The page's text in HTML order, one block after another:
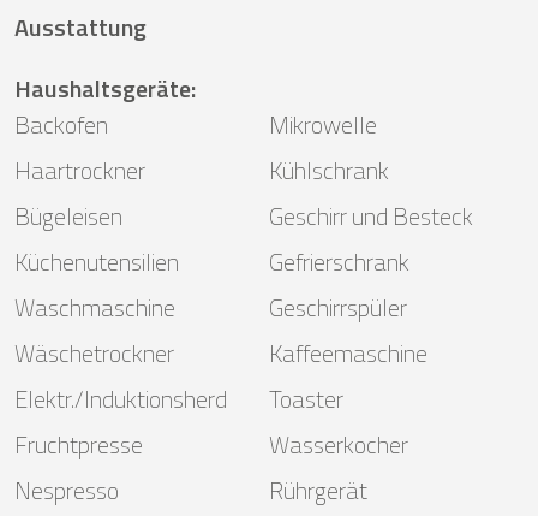
Ausstattung
Haushaltsgeräte:
Backofen
Mikrowelle
Haartrockner
Kühlschrank
Bügeleisen
Geschirr und Besteck
Küchenutensilien
Gefrierschrank
Waschmaschine
Geschirrspüler
Wäschetrockner
Kaffeemaschine
Elektr./Induktionsherd
Toaster
Fruchtpresse
Wasserkocher
Nespresso
Rührgerät